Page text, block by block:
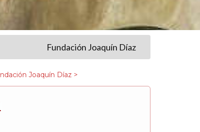
Fundación Joaquín Díaz
Joaquín Díaz >